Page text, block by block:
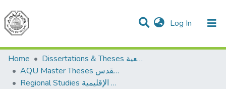
Log In (current)
Communities & Collections
All of DSpace
Home
Dissertations & Theses الرسائل الجامعية
AQU Master Theses الرسائل الجامعية الخاصة بجامعة القدس
Regional Studies الدراسات الإقليمية